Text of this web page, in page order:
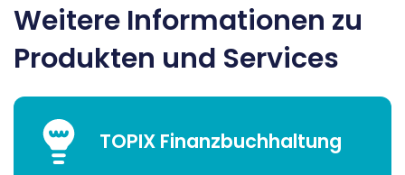
Weitere Informationen zu
Produkten und Services
TOPIX Finanzbuchhaltung